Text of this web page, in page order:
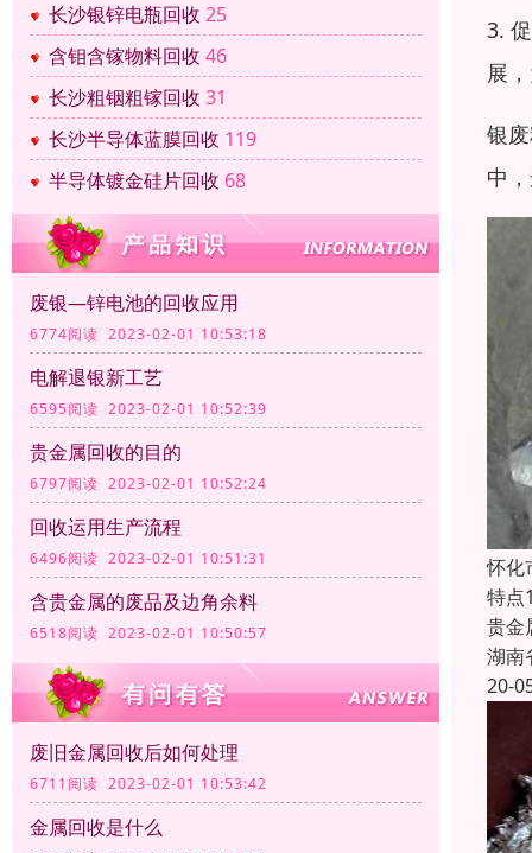
长沙银锌电瓶回收 25
含钼含镓物料回收 46
长沙粗铟粗镓回收 31
长沙半导体蓝膜回收 119
半导体镀金硅片回收 68
废银—锌电池的回收应用
6774阅读 2023-02-01 10:53:18
电解退银新工艺
6595阅读 2023-02-01 10:52:39
贵金属回收的目的
6797阅读 2023-02-01 10:52:24
回收运用生产流程
6496阅读 2023-02-01 10:51:31
含贵金属的废品及边角余料
6518阅读 2023-02-01 10:50:57
废旧金属回收后如何处理
6711阅读 2023-02-01 10:53:42
金属回收是什么
3.
展
银
中
怀化
特点
贵金
湖南
20-